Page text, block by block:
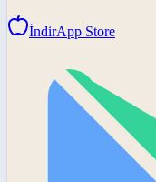
İndirApp Store